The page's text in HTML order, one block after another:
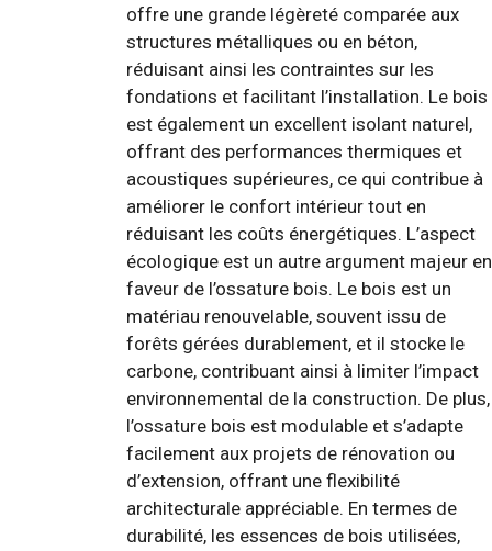
offre une grande légèreté comparée aux
structures métalliques ou en béton,
réduisant ainsi les contraintes sur les
fondations et facilitant l’installation. Le bois
est également un excellent isolant naturel,
offrant des performances thermiques et
acoustiques supérieures, ce qui contribue à
améliorer le confort intérieur tout en
réduisant les coûts énergétiques. L’aspect
écologique est un autre argument majeur en
faveur de l’ossature bois. Le bois est un
matériau renouvelable, souvent issu de
forêts gérées durablement, et il stocke le
carbone, contribuant ainsi à limiter l’impact
environnemental de la construction. De plus,
l’ossature bois est modulable et s’adapte
facilement aux projets de rénovation ou
d’extension, offrant une flexibilité
architecturale appréciable. En termes de
durabilité, les essences de bois utilisées,